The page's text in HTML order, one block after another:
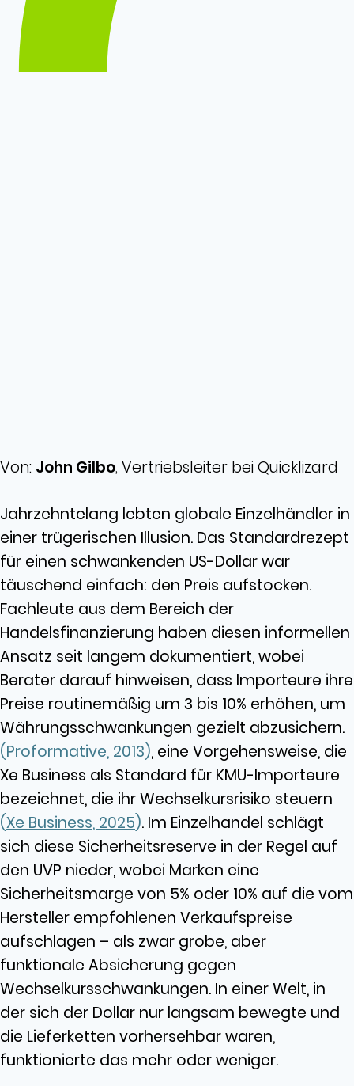
Von: John Gilbo, Vertriebsleiter bei Quicklizard
Jahrzehntelang lebten globale Einzelhändler in
einer trügerischen Illusion. Das Standardrezept
für einen schwankenden US-Dollar war
täuschend einfach: den Preis aufstocken.
Fachleute aus dem Bereich der
Handelsfinanzierung haben diesen informellen
Ansatz seit langem dokumentiert, wobei
Berater darauf hinweisen, dass Importeure ihre
Preise routinemäßig um 3 bis 10% erhöhen, um
Währungsschwankungen gezielt abzusichern.
(Proformative, 2013), eine Vorgehensweise, die
Xe Business als Standard für KMU-Importeure
bezeichnet, die ihr Wechselkursrisiko steuern
(Xe Business, 2025). Im Einzelhandel schlägt
sich diese Sicherheitsreserve in der Regel auf
den UVP nieder, wobei Marken eine
Sicherheitsmarge von 5% oder 10% auf die vom
Hersteller empfohlenen Verkaufspreise
aufschlagen – als zwar grobe, aber
funktionale Absicherung gegen
Wechselkursschwankungen. In einer Welt, in
der sich der Dollar nur langsam bewegte und
die Lieferketten vorhersehbar waren,
funktionierte das mehr oder weniger.